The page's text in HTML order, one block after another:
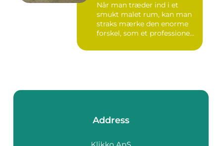
Når man træder ind i et
smukt malet rum, kan man
straks mærke den enorme
forskel, som et professione...
Address